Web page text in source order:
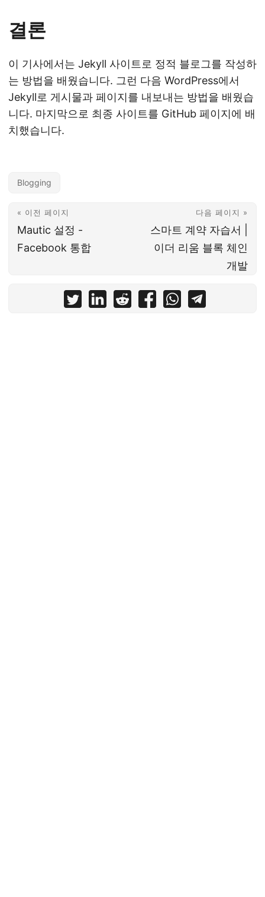
결론
이 기사에서는 Jekyll 사이트로 정적 블로그를 작성하
는 방법을 배웠습니다. 그런 다음 WordPress에서
Jekyll로 게시물과 페이지를 내보내는 방법을 배웠습
니다. 마지막으로 최종 사이트를 GitHub 페이지에 배
치했습니다.
Blogging
« 이전 페이지
Mautic 설정 -
Facebook 통합
다음 페이지 »
스마트 계약 자습서 |
이더 리움 블록 체인
개발